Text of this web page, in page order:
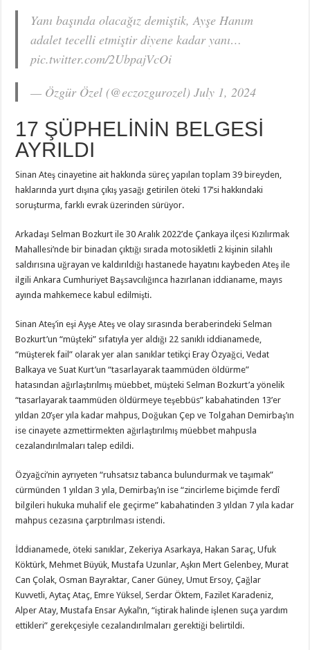
Yanı başında olacağız demiştik, Ayşe Hanım
adalet tecelli etmiştir diyene kadar yanı…
pic.twitter.com/2UbpajVcOi
— Özgür Özel (@eczozgurozel) July 1, 2024
17 ŞÜPHELİNİN BELGESİ
AYRILDI
Sinan Ateş cinayetine ait hakkında süreç yapılan toplam 39 bireyden,
haklarında yurt dışına çıkış yasağı getirilen öteki 17’si hakkındaki
soruşturma, farklı evrak üzerinden sürüyor.
Arkadaşı Selman Bozkurt ile 30 Aralık 2022’de Çankaya ilçesi Kızılırmak
Mahallesi’nde bir binadan çıktığı sırada motosikletli 2 kişinin silahlı
saldırısına uğrayan ve kaldırıldığı hastanede hayatını kaybeden Ateş ile
ilgili Ankara Cumhuriyet Başsavcılığınca hazırlanan iddianame, mayıs
ayında mahkemece kabul edilmişti.
Sinan Ateş’in eşi Ayşe Ateş ve olay sırasında beraberindeki Selman
Bozkurt’un “müşteki” sıfatıyla yer aldığı 22 sanıklı iddianamede,
“müşterek fail” olarak yer alan sanıklar tetikçi Eray Özyağci, Vedat
Balkaya ve Suat Kurt’un “tasarlayarak taammüden öldürme”
hatasından ağırlaştırılmış müebbet, müşteki Selman Bozkurt’a yönelik
“tasarlayarak taammüden öldürmeye teşebbüs” kabahatinden 13’er
yıldan 20’şer yıla kadar mahpus, Doğukan Çep ve Tolgahan Demirbaş’ın
ise cinayete azmettirmekten ağırlaştırılmış müebbet mahpusla
cezalandırılmaları talep edildi.
Özyağci’nin ayrıyeten “ruhsatsız tabanca bulundurmak ve taşımak”
cürmünden 1 yıldan 3 yıla, Demirbaş’ın ise “zincirleme biçimde ferdî
bilgileri hukuka muhalif ele geçirme” kabahatinden 3 yıldan 7 yıla kadar
mahpus cezasına çarptırılması istendi.
İddianamede, öteki sanıklar, Zekeriya Asarkaya, Hakan Saraç, Ufuk
Köktürk, Mehmet Büyük, Mustafa Uzunlar, Aşkın Mert Gelenbey, Murat
Can Çolak, Osman Bayraktar, Caner Güney, Umut Ersoy, Çağlar
Kuvvetli, Aytaç Ataç, Emre Yüksel, Serdar Öktem, Fazilet Karadeniz,
Alper Atay, Mustafa Ensar Aykal’ın, “iştirak halinde işlenen suça yardım
ettikleri” gerekçesiyle cezalandırılmaları gerektiği belirtildi.